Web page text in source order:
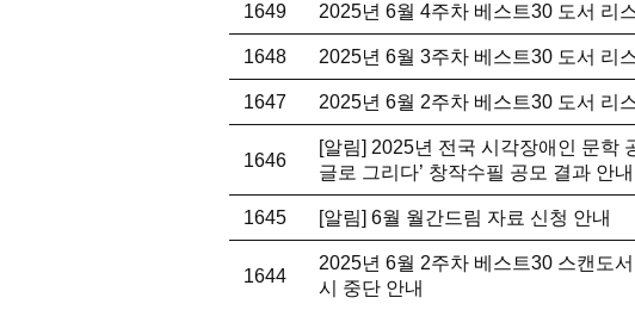
1649 2025년 6월 4주차 베스트30 도서 리
1648 2025년 6월 3주차 베스트30 도서 리
1647 2025년 6월 2주차 베스트30 도서 리
1646
[알림] 2025년 전국 시각장애인 문학
글로 그리다’ 창작수필 공모 결과 안내
1645 [알림] 6월 월간드림 자료 신청 안내
1644
2025년 6월 2주차 베스트30 스캔도
시 중단 안내